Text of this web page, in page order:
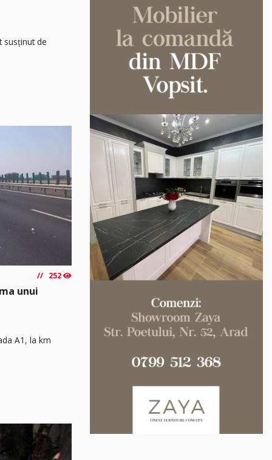
susținut de
252
unui
A1, la km